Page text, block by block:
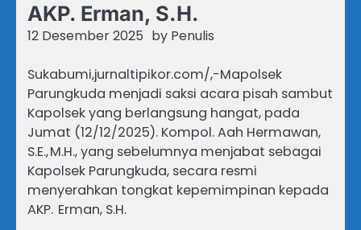
AKP. Erman, S.H.
12 Desember 2025 by Penulis
Sukabumi,jurnaltipikor.com/,-Mapolsek
Parungkuda menjadi saksi acara pisah sambut
Kapolsek yang berlangsung hangat, pada
Jumat (12/12/2025). Kompol. Aah Hermawan,
S.E., M.H., yang sebelumnya menjabat sebagai
Kapolsek Parungkuda, secara resmi
menyerahkan tongkat kepemimpinan kepada
AKP. Erman, S.H.